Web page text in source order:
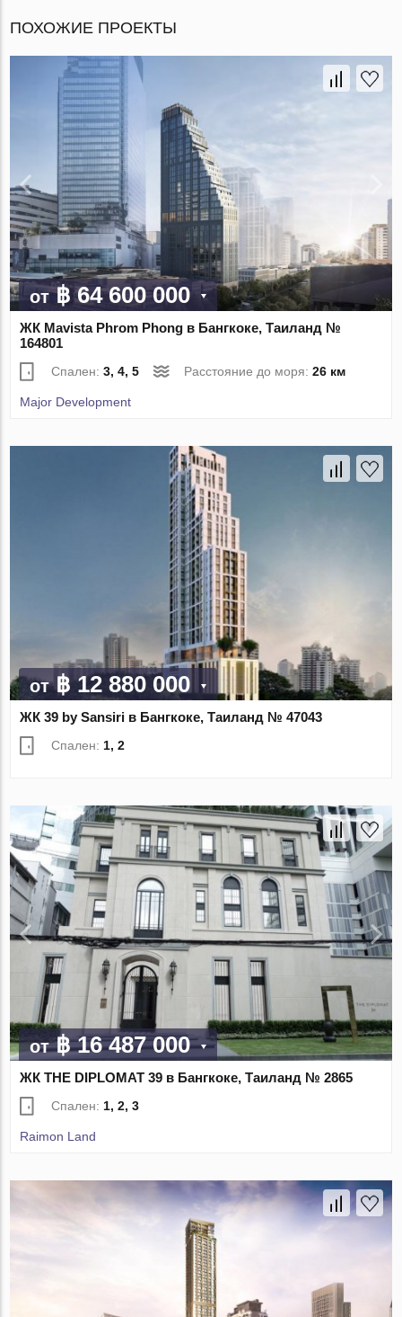
ПОХОЖИЕ ПРОЕКТЫ
от฿ 64 600 000
ЖК Mavista Phrom Phong в Бангкоке, Таиланд №
164801
Спален:3, 4, 5 Расстояние до моря:26 км
Major Development
от฿ 12 880 000
ЖК 39 by Sansiri в Бангкоке, Таиланд № 47043
Спален:1, 2
от฿ 16 487 000
ЖК THE DIPLOMAT 39 в Бангкоке, Таиланд № 2865
Спален: 1, 2, 3
Raimon Land